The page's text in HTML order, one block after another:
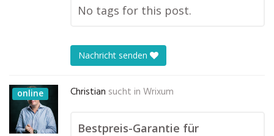
No tags for this post.
Nachricht senden
online Christian sucht in Wrixum
Bestpreis-Garantie für